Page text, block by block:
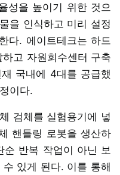
성을 높이기 위한 것으
을 인식하고 미리 설정
다. 에이트테크는 하드
고 자원회수센터 구축
국내에 4대를 공급했
이다.
검체를 실험용기에 넣
핸들링 로봇을 생산하
반복 작업이 아닌 보
있게 된다. 이를 통해